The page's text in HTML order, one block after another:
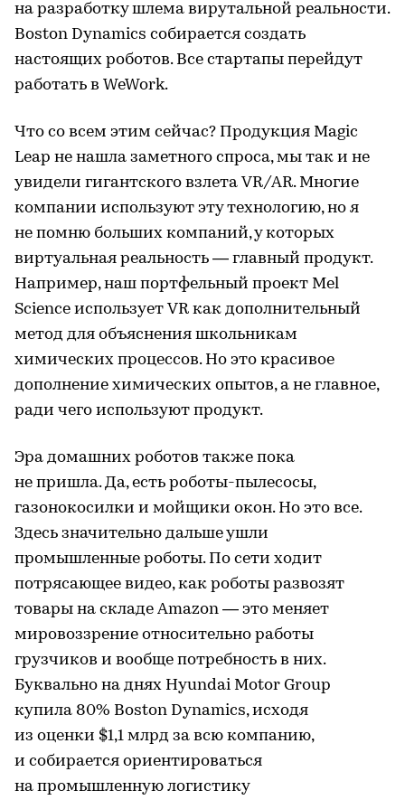
на разработку шлема вирутальной реальности.
Boston Dynamics собирается создать
настоящих роботов. Все стартапы перейдут
работать в WeWork.
Что со всем этим сейчас? Продукция Мagic
Leap не нашла заметного спроса, мы так и не
увидели гигантского взлета VR/AR. Многие
компании используют эту технологию, но я
не помню больших компаний, у которых
виртуальная реальность — главный продукт.
Например, наш портфельный проект Mel
Science использует VR как дополнительный
метод для объяснения школьникам
химических процессов. Но это красивое
дополнение химических опытов, а не главное,
ради чего используют продукт.
Эра домашних роботов также пока
не пришла. Да, есть роботы-пылесосы,
газонокосилки и мойщики окон. Но это все.
Здесь значительно дальше ушли
промышленные роботы. По сети ходит
потрясающее видео, как роботы развозят
товары на складе Amazon — это меняет
мировоззрение относительно работы
грузчиков и вообще потребность в них.
Буквально на днях Hyundai Motor Group
купила 80% Boston Dynamics, исходя
из оценки $1,1 млрд за всю компанию,
и собирается ориентироваться
на промышленную логистику